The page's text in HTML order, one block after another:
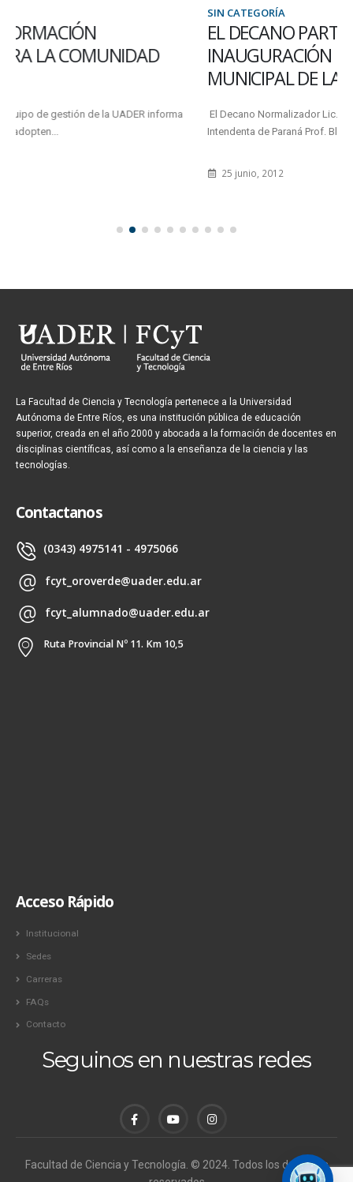
EL DECANO PARTICIPÓ DE LA
INAUGURACIÓN DE LA SEDE DEL CONSEJO
El Decano Normalizador Lic. Norberto Muzzachiodi acompañó a la
Intendenta de Paraná Prof. Blanca Osuna en la inauguración de la...
La Facultad de Ciencia y Tecnología pertenece a la Universidad
Autónoma de Entre Ríos, es una institución pública de educación
superior, creada en el año 2000 y abocada a la formación de docentes en
disciplinas científicas, así como a la enseñanza de la ciencia y las
tecnologías.
Contactanos
(0343) 4975141 - 4975066
fcyt_oroverde@uader.edu.ar
fcyt_alumnado@uader.edu.ar
Ruta Provincial Nº 11. Km 10,5
Acceso Rápido
Institucional
Sedes
Carreras
FAQs
Contacto
Seguinos en nuestras redes
Facultad de Ciencia y Tecnología. © 2024. Todos los derechos